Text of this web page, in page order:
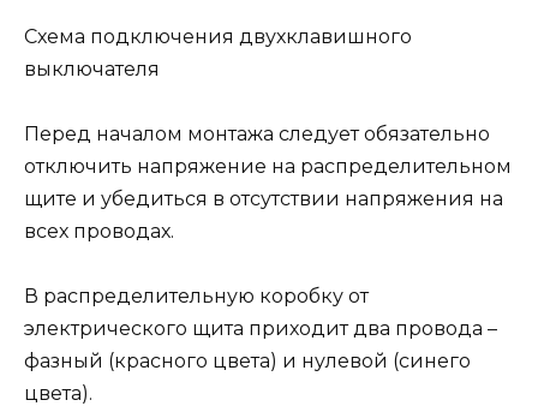
Схема подключения двухклавишного
выключателя
Перед началом монтажа следует обязательно
отключить напряжение на распределительном
щите и убедиться в отсутствии напряжения на
всех проводах.
В распределительную коробку от
электрического щита приходит два провода –
фазный (красного цвета) и нулевой (синего
цвета).